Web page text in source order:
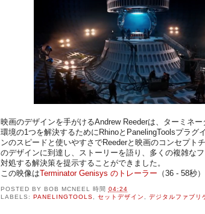
映画のデザインを手がけるAndrew Reederは、ターミネ
環境の1つを解決するためにRhinoとPanelingToolsプラグ
ンのスピードと使いやすさでReederと映画のコンセプト
のデザインに到達し、ストーリーを語り、多くの複雑な
対処する解決策を提示することができました。
この映像はTerminator Genisys のトレーラー （36 - 58秒
POSTED BY BOB MCNEEL 時間 04:24
LABELS: PANELINGTOOLS セットデザイン デジタルファブリ